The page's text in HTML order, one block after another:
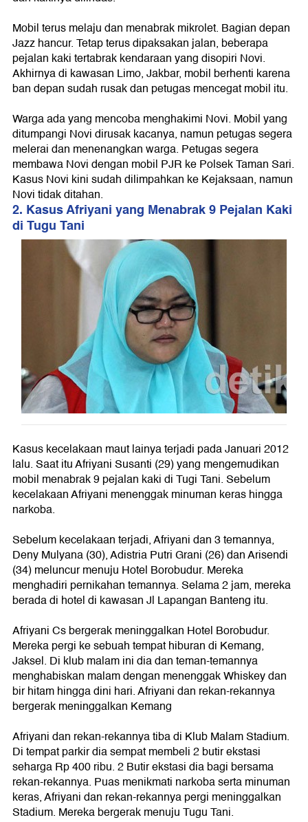
Mobil terus melaju dan menabrak mikrolet. Bagian depan
Jazz hancur. Tetap terus dipaksakan jalan, beberapa
pejalan kaki tertabrak kendaraan yang disopiri Novi.
Akhirnya di kawasan Limo, Jakbar, mobil berhenti karena
ban depan sudah rusak dan petugas mencegat mobil itu.
Warga ada yang mencoba menghakimi Novi. Mobil yang
ditumpangi Novi dirusak kacanya, namun petugas segera
melerai dan menenangkan warga. Petugas segera
membawa Novi dengan mobil PJR ke Polsek Taman Sari.
Kasus Novi kini sudah dilimpahkan ke Kejaksaan, namun
Novi tidak ditahan.
2. Kasus Afriyani yang Menabrak 9 Pejalan Kaki
di Tugu Tani
Kasus kecelakaan maut lainya terjadi pada Januari 2012
lalu. Saat itu Afriyani Susanti (29) yang mengemudikan
mobil menabrak 9 pejalan kaki di Tugi Tani. Sebelum
kecelakaan Afriyani menenggak minuman keras hingga
narkoba.
Sebelum kecelakaan terjadi, Afriyani dan 3 temannya,
Deny Mulyana (30), Adistria Putri Grani (26) dan Arisendi
(34) meluncur menuju Hotel Borobudur. Mereka
menghadiri pernikahan temannya. Selama 2 jam, mereka
berada di hotel di kawasan Jl Lapangan Banteng itu.
Afriyani Cs bergerak meninggalkan Hotel Borobudur.
Mereka pergi ke sebuah tempat hiburan di Kemang,
Jaksel. Di klub malam ini dia dan teman-temannya
menghabiskan malam dengan menenggak Whiskey dan
bir hitam hingga dini hari. Afriyani dan rekan-rekannya
bergerak meninggalkan Kemang
Afriyani dan rekan-rekannya tiba di Klub Malam Stadium.
Di tempat parkir dia sempat membeli 2 butir ekstasi
seharga Rp 400 ribu. 2 Butir ekstasi dia bagi bersama
rekan-rekannya. Puas menikmati narkoba serta minuman
keras, Afriyani dan rekan-rekannya pergi meninggalkan
Stadium. Mereka bergerak menuju Tugu Tani.